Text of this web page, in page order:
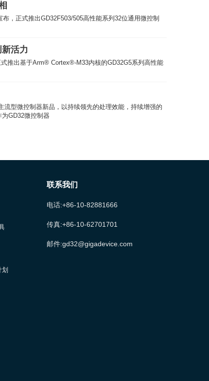
，正式推出GD32F503/505高性能系列32位通用微控制
活力
GD32G5系列高性能
GD32微控制器
联系我们
电话:+86-10-82881666
传真:+86-10-62701701
邮件:gd32@gigadevice.com